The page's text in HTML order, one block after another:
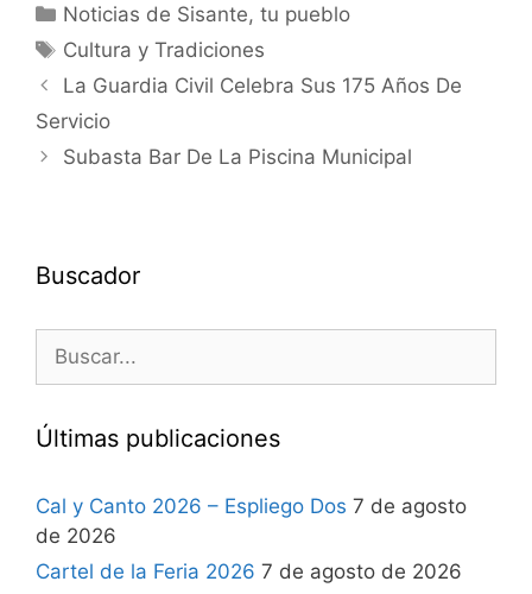
Noticias de Sisante, tu pueblo
Cultura y Tradiciones
La Guardia Civil Celebra Sus 175 Años De
Servicio
Subasta Bar De La Piscina Municipal
Buscador
Últimas publicaciones
Cal y Canto 2026 – Espliego Dos 7 de agosto
de 2026
Cartel de la Feria 2026 7 de agosto de 2026